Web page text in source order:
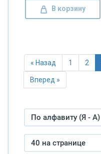
В корзину
« Назад 1 2
Вперед »
По алфавиту (Я - А)
40 на странице